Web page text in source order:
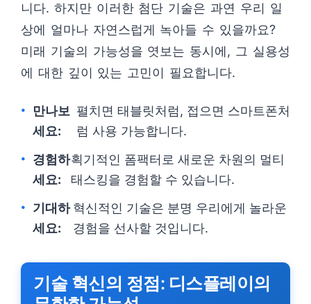
니다. 하지만 이러한 첨단 기술은 과연 우리 일
상에 얼마나 자연스럽게 녹아들 수 있을까요?
미래 기술의 가능성을 엿보는 동시에, 그 실용성
에 대한 깊이 있는 고민이 필요합니다.
만나보
세요:
펼치면 태블릿처럼, 접으면 스마트폰처
럼 사용 가능합니다.
경험하
세요:
획기적인 폼팩터로 새로운 차원의 멀티
태스킹을 경험할 수 있습니다.
기대하
세요:
혁신적인 기술은 분명 우리에게 놀라운
경험을 선사할 것입니다.
기술 혁신의 정점: 디스플레이의